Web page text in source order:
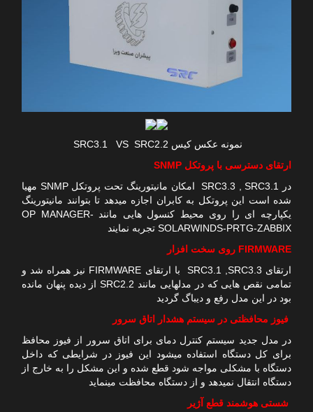
نمونه عکس کیس SRC3.1 VS SRC2.2
ارتقای دسترسی با پروتکل SNMP
در SRC3.3 , SRC3.1 امکان مانیتورینگ تحت پروتکل SNMP مهیا
شده است این پروتکل به کابران اجازه میدهد تا بتوانند مانیتورینگ
یکپارچه ای را روی محیط کنسول هایی مانند OP MANAGER-
SOLARWINDS-PRTG-ZABBIX تجربه نمایند
FIRMWARE روی سخت افزار
ارتقای SRC3.1 ,SRC3.3 با ارتقای FIRMWARE نیز همراه شد و
تمامی نقص هایی که در مدلهایی مانند SRC2.2 از دیده پنهان مانده
بود در این مدل رفع و دیباگ گردید
فیوز محافظتی در سیستم هشدار اتاق سرور
در مدل جدید سیستم کنترل دمای برای اتاق سرور از فیوز محافظ
برای کل دستگاه استفاده میشود این فیوز در شرایطی که داخل
دستگاه با مشکلی مواجه شود قطع شده و این مشکل را به خارج از
دستگاه انتقال نمیدهد و از دستگاه محافظت مینماید
شستی هوشمند قطع آژیر